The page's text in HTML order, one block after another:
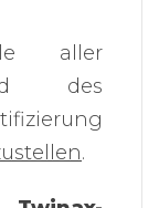
aller
des
.